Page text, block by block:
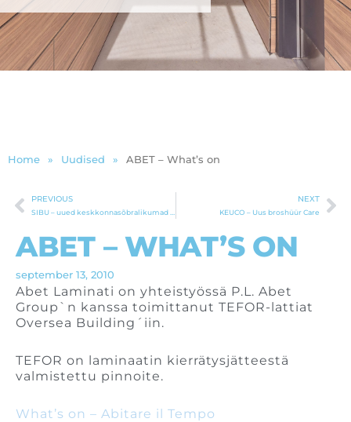
Home » Uudised » ABET – What’s on
Prev
PREVIOUS NEXT
KEUCO – Uus broshüür Care
ABET – WHAT’S ON
september 13, 2010
Abet Laminati on yhteistyössä P.L. Abet
Group`n kanssa toimittanut TEFOR-lattiat
Oversea Building´iin.
TEFOR on laminaatin kierrätysjätteestä
valmistettu pinnoite.
What’s on – Abitare il Tempo